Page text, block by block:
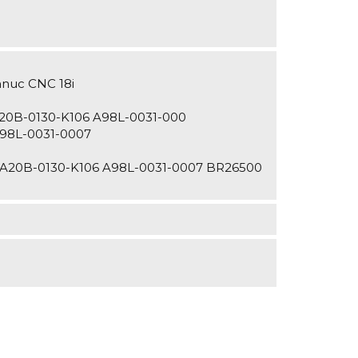
CNC 18i
0130-K106 A98L-0031-000
0031-0007
0130-K106 A98L-0031-0007 BR26500